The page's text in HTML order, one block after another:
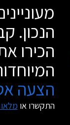
הנכון.
הכירו
הצעה
התקשרו או